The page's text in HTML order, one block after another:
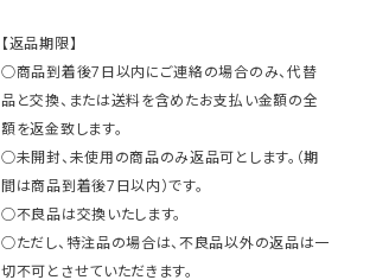
【返品期限】
○商品到着後7日以内にご連絡の場合のみ、代替
品と交換、または送料を含めたお支払い金額の全
額を返金致します。
○未開封、未使用の商品のみ返品可とします。（期
間は商品到着後7日以内）です。
○不良品は交換いたします。
○ただし、特注品の場合は、不良品以外の返品は一
切不可とさせていただきます。